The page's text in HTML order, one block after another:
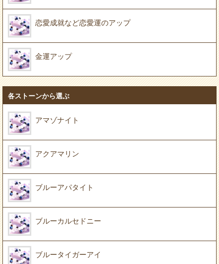
恋愛成就など恋愛運のアップ
金運アップ
各ストーンから選ぶ
アマゾナイト
アクアマリン
ブルーアパタイト
ブルーカルセドニー
ブルータイガーアイ